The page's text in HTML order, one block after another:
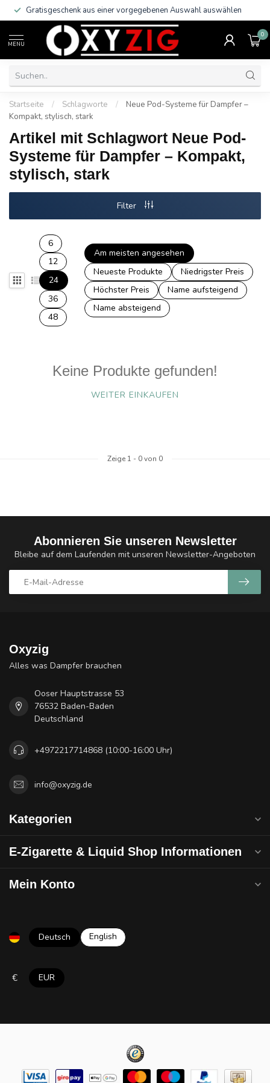
Gratisgeschenk aus einer vorgegebenen Auswahl auswählen
MENU
0
Startseite / Schlagworte /
Neue Pod-Systeme für Dampfer –
Kompakt, stylisch, stark
Artikel mit Schlagwort Neue Pod-
Systeme für Dampfer – Kompakt,
stylisch, stark
Filter
6
12
24
36
48
Am meisten angesehen
Neueste Produkte
Niedrigster Preis
Höchster Preis
Name aufsteigend
Name absteigend
Keine Produkte gefunden!
WEITER EINKAUFEN
Zeige 1 - 0von 0
Abonnieren Sie unseren Newsletter
Bleibe auf dem Laufenden mit unseren Newsletter-Angeboten
Oxyzig
Alles was Dampfer brauchen
Ooser Hauptstrasse 53
76532 Baden-Baden
Deutschland
+4972217714868 (10:00-16:00 Uhr)
info@oxyzig.de
Kategorien
E-Zigarette & Liquid Shop Informationen
Mein Konto
Deutsch English
€ EUR